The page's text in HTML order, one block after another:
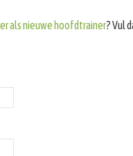
als nieuwe hoofdtrainer? Vul